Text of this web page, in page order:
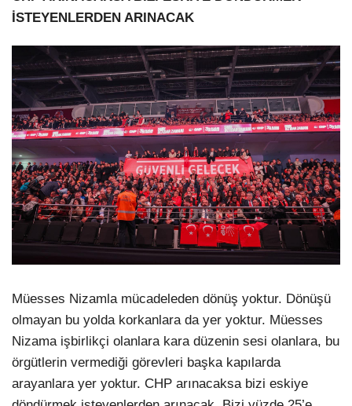
İSTEYENLERDEN ARINACAK
Müesses Nizamla mücadeleden dönüş yoktur. Dönüşü
olmayan bu yolda korkanlara da yer yoktur. Müesses
Nizama işbirlikçi olanlara kara düzenin sesi olanlara, bu
örgütlerin vermediği görevleri başka kapılarda
arayanlara yer yoktur. CHP arınacaksa bizi eskiye